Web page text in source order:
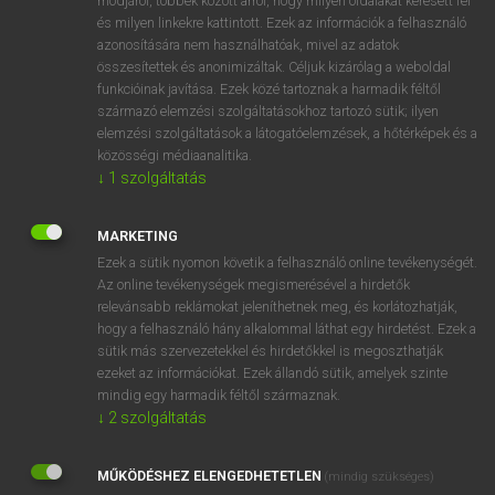
VAN ELŐFIZETÉSED?
Van előfizetésem a teljes szócikk megtekintéséhez.
BELÉPÉS
NINCS ELŐFIZETÉSED?
Nincs regisztrációm és előfizetésem. A szótár 2 órás,
díjmentes próbaverziójának elindításához regisztrálok és
belépek.
REGISZTRÁCIÓ
és milyen linkekre kattintott. Ezek az információk a felhasználó
azonosítására nem használhatóak, mivel az adatok
összesítettek és anonimizáltak. Céljuk kizárólag a weboldal
funkcióinak javítása. Ezek közé tartoznak a harmadik féltől
származó elemzési szolgáltatásokhoz tartozó sütik; ilyen
elemzési szolgáltatások a látogatóelemzések, a hőtérképek és a
közösségi médiaanalitika.
↓ 1 szolgáltatás
MARKETING
Ezek a sütik nyomon követik a felhasználó online tevékenységét.
Az online tevékenységek megismerésével a hirdetők
relevánsabb reklámokat jeleníthetnek meg, és korlátozhatják,
hogy a felhasználó hány alkalommal láthat egy hirdetést. Ezek a
sütik más szervezetekkel és hirdetőkkel is megoszthatják
ezeket az információkat. Ezek állandó sütik, amelyek szinte
mindig egy harmadik féltől származnak.
↓ 2 szolgáltatás
MŰKÖDÉSHEZ ELENGEDHETETLEN (mindig szükséges)